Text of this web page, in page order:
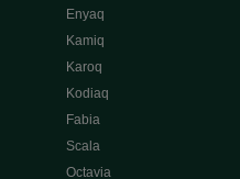
Enyaq
Kamiq
Karoq
Kodiaq
Fabia
Scala
Octavia